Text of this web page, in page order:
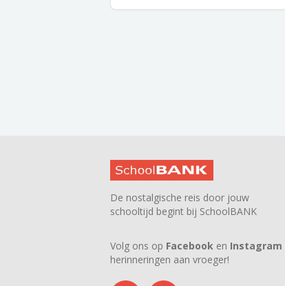
De nostalgische reis door jouw
schooltijd begint bij SchoolBANK
Volg ons op Facebook en Instagram
herinneringen aan vroeger!